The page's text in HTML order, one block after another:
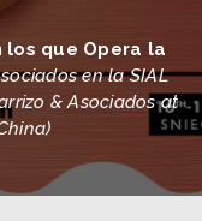
los que Opera la
en la SIAL
& Asociados at